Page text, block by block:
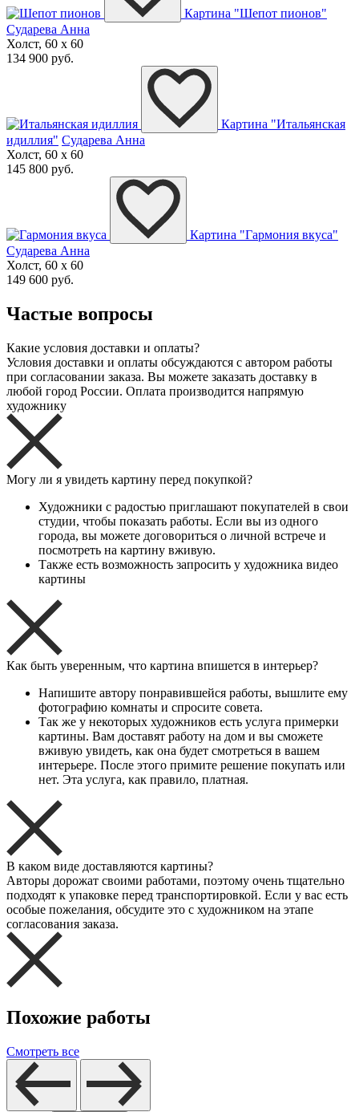
Картина "Шепот пионов"
Сударева Анна
Холст, 60 x 60
134 900 руб.
Картина "Итальянская
идиллия" Сударева Анна
Холст, 60 x 60
145 800 руб.
Картина "Гармония вкуса"
Сударева Анна
Холст, 60 x 60
149 600 руб.
Частые вопросы
Какие условия доставки и оплаты?
Условия доставки и оплаты обсуждаются с автором работы
при согласовании заказа. Вы можете заказать доставку в
любой город России. Оплата производится напрямую
художнику
Могу ли я увидеть картину перед покупкой?
Художники с радостью приглашают покупателей в свои
студии, чтобы показать работы. Если вы из одного
города, вы можете договориться о личной встрече и
посмотреть на картину вживую.
Также есть возможность запросить у художника видео
картины
Как быть уверенным, что картина впишется в интерьер?
Напишите автору понравившейся работы, вышлите ему
фотографию комнаты и спросите совета.
Так же у некоторых художников есть услуга примерки
картины. Вам доставят работу на дом и вы сможете
вживую увидеть, как она будет смотреться в вашем
интерьере. После этого примите решение покупать или
нет. Эта услуга, как правило, платная.
В каком виде доставляются картины?
Авторы дорожат своими работами, поэтому очень тщательно
подходят к упаковке перед транспортировкой. Если у вас есть
особые пожелания, обсудите это с художником на этапе
согласования заказа.
Похожие работы
Смотреть все